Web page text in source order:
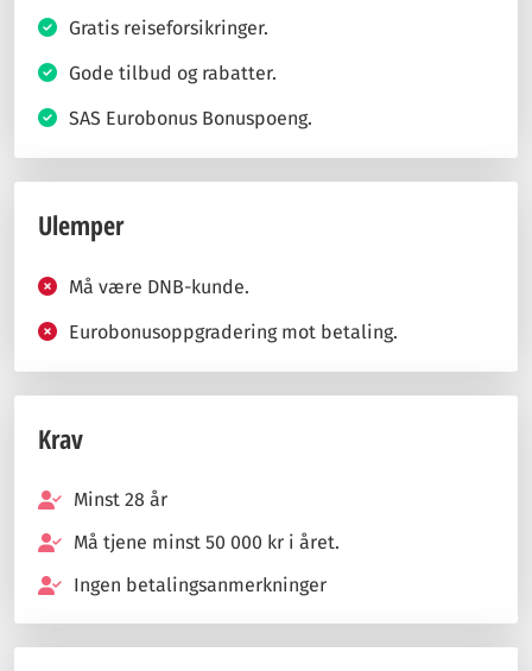
Gratis reiseforsikringer.
Gode tilbud og rabatter.
SAS Eurobonus Bonuspoeng.
Ulemper
Må være DNB-kunde.
Eurobonusoppgradering mot betaling.
Krav
Minst 28 år
Må tjene minst 50 000 kr i året.
Ingen betalingsanmerkninger